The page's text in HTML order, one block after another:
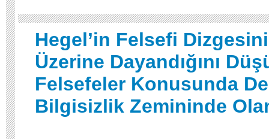
Hegel’in Felsefi
Üzerine Dayandığını
Felsefeler Konusunda
Bilgisizlik Zemininde